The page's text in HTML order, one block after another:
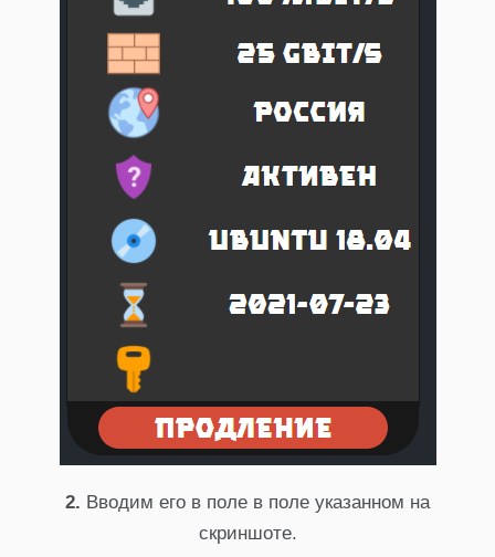
2. Вводим его в поле в поле указанном на
скриншоте.